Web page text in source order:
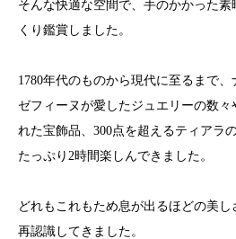
そんな快適な空間で、手のかかった
くり鑑賞しました。
1780年代のものから現代に至るまで
ゼフィーヌが愛したジュエリーの数々
れた宝飾品、300点を超えるティアラ
たっぷり2時間楽しんできました。
どれもこれもため息が出るほどの美
再認識してきました。